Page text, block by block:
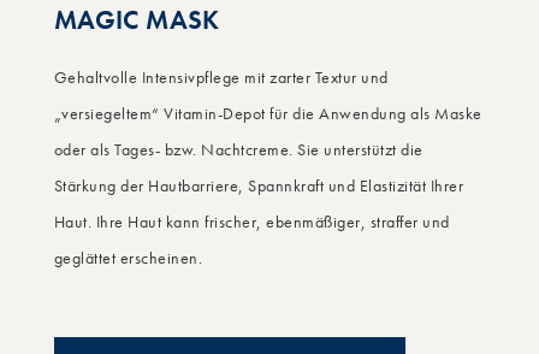
MAGIC MASK
Gehaltvolle Intensivpflege mit zarter Textur und
„versiegeltem“ Vitamin-Depot für die Anwendung als Maske
oder als Tages- bzw. Nachtcreme. Sie unterstützt die
Stärkung der Hautbarriere, Spannkraft und Elastizität Ihrer
Haut. Ihre Haut kann frischer, ebenmäßiger, straffer und
geglättet erscheinen.